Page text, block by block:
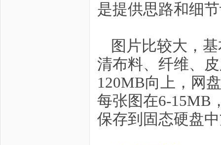
是提供思路和细
图片比较大，
清布料、纤维、
120MB向上，网
每张图在6-15MB
保存到固态硬盘